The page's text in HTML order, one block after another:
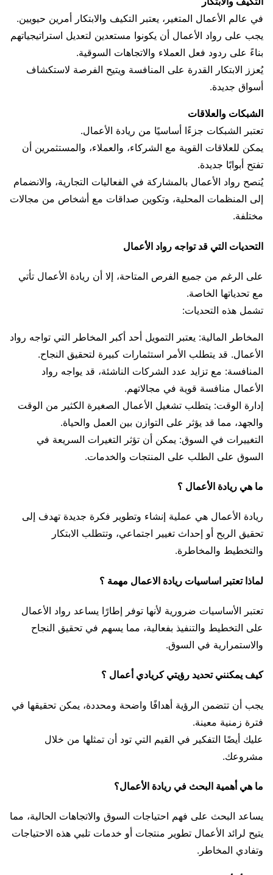
في عالم الأعمال المتغير، يعتبر التكيف والابتكار أمرين حيويين.
يجب على رواد الأعمال أن يكونوا مستعدين لتعديل استراتيجياتهم
بناءً على ردود فعل العملاء والاتجاهات السوقية.
يُعزز الابتكار القدرة على المنافسة ويتيح الفرصة لاستكشاف
أسواق جديدة.
الشبكات والعلاقات
تعتبر الشبكات جزءًا أساسيًا من ريادة الأعمال.
يمكن للعلاقات القوية مع الشركاء، والعملاء، والمستثمرين أن
تفتح أبوابًا جديدة.
يُنصح رواد الأعمال بالمشاركة في الفعاليات التجارية، والانضمام
إلى المنظمات المحلية، وتكوين صداقات مع أشخاص من مجالات
مختلفة.
التحديات التي قد تواجه رواد الأعمال
على الرغم من جميع الفرص المتاحة، إلا أن ريادة الأعمال تأتي
مع تحدياتها الخاصة.
تشمل هذه التحديات:
المخاطر المالية: يعتبر التمويل أحد أكبر المخاطر التي تواجه رواد
الأعمال. قد يتطلب الأمر استثمارات كبيرة لتحقيق النجاح.
المنافسة: مع تزايد عدد الشركات الناشئة، قد يواجه رواد
الأعمال منافسة قوية في مجالاتهم.
إدارة الوقت: يتطلب تشغيل الأعمال الصغيرة الكثير من الوقت
والجهد، مما قد يؤثر على التوازن بين العمل والحياة.
التغييرات في السوق: يمكن أن تؤثر التغيرات السريعة في
السوق على الطلب على المنتجات والخدمات.
ما هي ريادة الأعمال ؟
ريادة الأعمال هي عملية إنشاء وتطوير فكرة جديدة تهدف إلى
تحقيق الربح أو إحداث تغيير اجتماعي، وتتطلب الابتكار
والتخطيط والمخاطرة.
لماذا تعتبر اساسيات ريادة الاعمال مهمة ؟
تعتبر الأساسيات ضرورية لأنها توفر إطارًا يساعد رواد الأعمال
على التخطيط والتنفيذ بفعالية، مما يسهم في تحقيق النجاح
والاستمرارية في السوق.
كيف يمكنني تحديد رؤيتي كريادي أعمال ؟
يجب أن تتضمن الرؤية أهدافًا واضحة ومحددة، يمكن تحقيقها في
فترة زمنية معينة.
عليك أيضًا التفكير في القيم التي تود أن تمثلها من خلال
مشروعك.
ما هي أهمية البحث في ريادة الأعمال؟
يساعد البحث على فهم احتياجات السوق والاتجاهات الحالية، مما
يتيح لرائد الأعمال تطوير منتجات أو خدمات تلبي هذه الاحتياجات
وتفادي المخاطر.